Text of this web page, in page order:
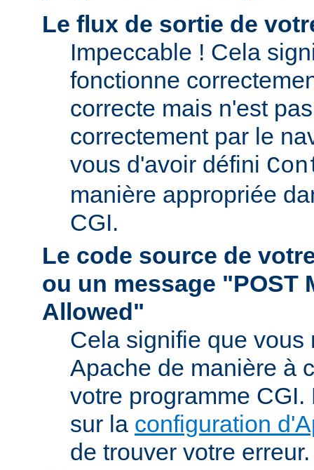
Le flux de sortie de
Impeccable ! Cela
fonctionne
correcte mais n'est
correctement par le
vous d'avoir défini
manière appropriée
CGI.
Le code source de
ou un message "POST
Allowed"
Cela signifie que vous
Apache de manière à
votre programme
sur la configuration
de trouver votre erreur.